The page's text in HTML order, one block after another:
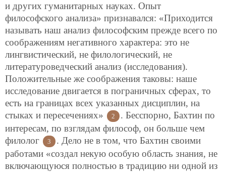
и других гуманитарных науках. Опыт
философского анализа» признавался: «Приходится
называть наш анализ философским прежде всего по
соображениям негативного характера: это не
лингвистический, не филологический, не
литературоведческий анализ (исследования).
Положительные же соображения таковы: наше
исследование двигается в пограничных сферах, то
есть на границах всех указанных дисциплин, на
стыках и пересечениях»
2
. Бесспорно, Бахтин по
интересам, по взглядам философ, он больше чем
филолог
3
. Дело не в том, что Бахтин своими
работами «создал некую особую область знания, не
включающуюся полностью в традицию ни одной из